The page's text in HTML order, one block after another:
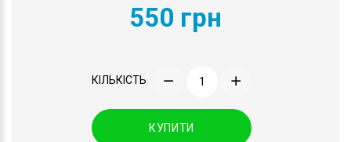
550 грн
КІЛЬКІСТЬ
КУПИТИ